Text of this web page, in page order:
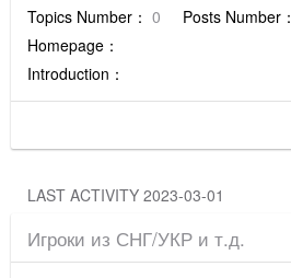
Topics Number： 0 Posts Number：
Homepage：
Introduction：
LAST ACTIVITY 2023-03-01
Игроки из СНГ/УКР и т.д.